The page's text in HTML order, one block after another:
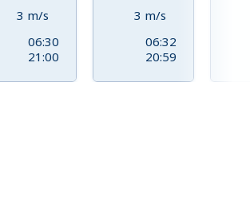
3 m/s
06:30
21:00
3 m/s
06:32
20:59